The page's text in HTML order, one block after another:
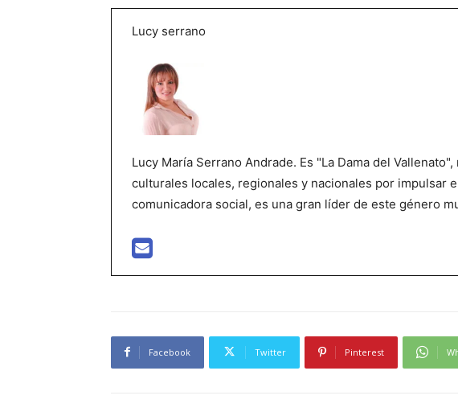
Lucy serrano
Lucy María Serrano Andrade. Es "La Dama del
culturales locales, regionales y nacionales por impulsar
comunicadora social, es una gran líder de este género
Facebook Twitter Pinterest